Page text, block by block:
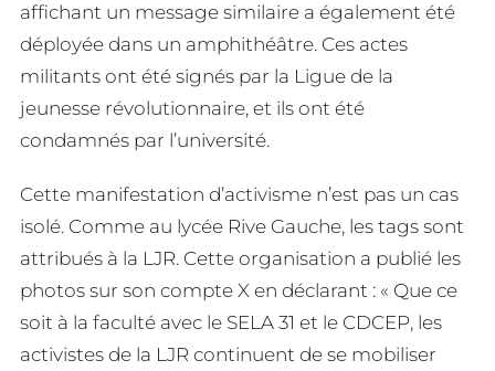
affichant un message similaire a également été
déployée dans un amphithéâtre. Ces actes
militants ont été signés par la Ligue de la
jeunesse révolutionnaire, et ils ont été
condamnés par l’université.
Cette manifestation d’activisme n’est pas un cas
isolé. Comme au lycée Rive Gauche, les tags sont
attribués à la LJR. Cette organisation a publié les
photos sur son compte X en déclarant : « Que ce
soit à la faculté avec le SELA 31 et le CDCEP, les
activistes de la LJR continuent de se mobiliser